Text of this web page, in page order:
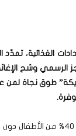
الغذائية،
الرسمي وشح
طوق نجاة
.